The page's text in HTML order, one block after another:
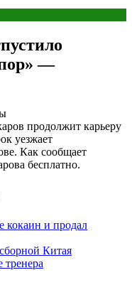
—
продолжит карьеру
уезжает
Как сообщает
бесплатно.
кокаин и продал
Китая
тренера